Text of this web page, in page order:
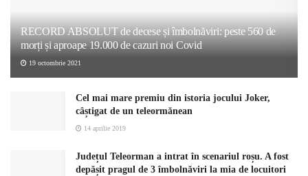
RECORD ABSOLUT de decese și îmbolnăviri: peste 560 de
morți și aproape 19.000 de cazuri noi Covid
19 octombrie 2021
Cel mai mare premiu din istoria jocului Joker,
câștigat de un teleormănean
14 aprilie 2019
Județul Teleorman a intrat în scenariul roșu. A fost
depășit pragul de 3 îmbolnăviri la mia de locuitori